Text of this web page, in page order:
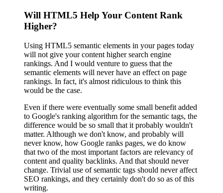
Will HTML5 Help Your Content Rank
Higher?
Using HTML5 semantic elements in your pages today
will not give your content higher search engine
rankings. And I would venture to guess that the
semantic elements will never have an effect on page
rankings. In fact, it's almost ridiculous to think this
would be the case.
Even if there were eventually some small benefit added
to Google's ranking algorithm for the semantic tags, the
difference would be so small that it probably wouldn't
matter. Although we don't know, and probably will
never know, how Google ranks pages, we do know
that two of the most important factors are relevancy of
content and quality backlinks. And that should never
change. Trivial use of semantic tags should never affect
SEO rankings, and they certainly don't do so as of this
writing.